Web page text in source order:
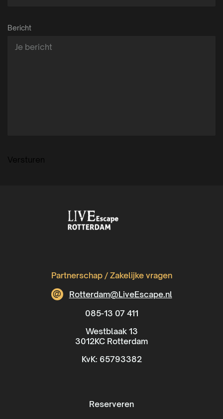
Bericht
Versturen
Partnerschap / Zakelijke vragen
@
Rotterdam@LiveEscape.nl
085-13 07 411
Westblaak 13
3012KC Rotterdam
KvK: 65793382
Reserveren